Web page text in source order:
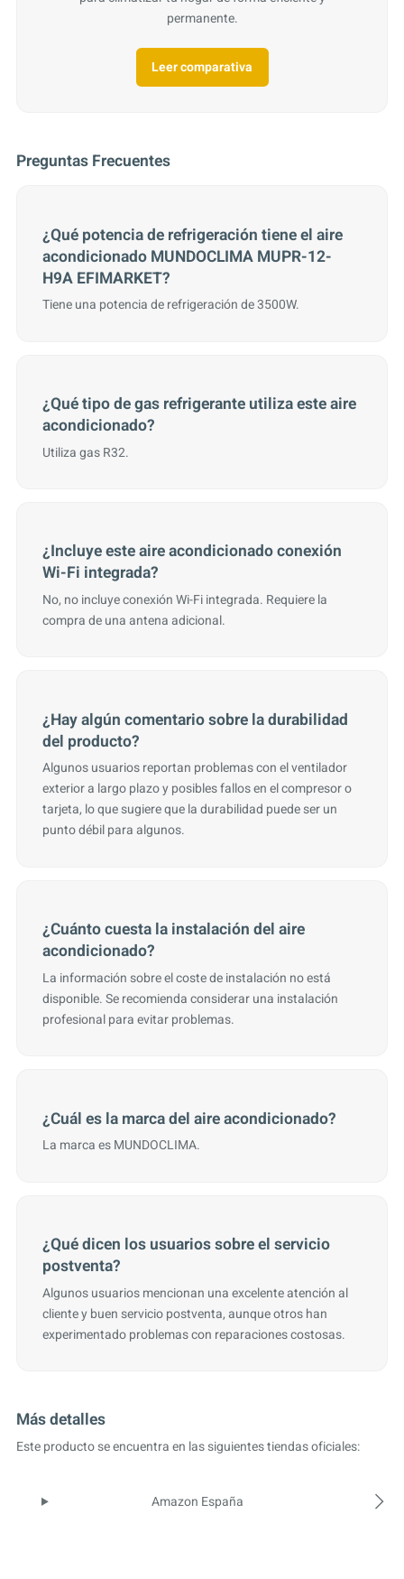
permanente.
Leer comparativa
Preguntas Frecuentes
¿Qué potencia de refrigeración tiene el aire
acondicionado MUNDOCLIMA MUPR-12-
H9A EFIMARKET?
Tiene una potencia de refrigeración de 3500W.
¿Qué tipo de gas refrigerante utiliza este aire
acondicionado?
Utiliza gas R32.
¿Incluye este aire acondicionado conexión
Wi-Fi integrada?
No, no incluye conexión Wi-Fi integrada. Requiere la
compra de una antena adicional.
¿Hay algún comentario sobre la durabilidad
del producto?
Algunos usuarios reportan problemas con el ventilador
exterior a largo plazo y posibles fallos en el compresor o
tarjeta, lo que sugiere que la durabilidad puede ser un
punto débil para algunos.
¿Cuánto cuesta la instalación del aire
acondicionado?
La información sobre el coste de instalación no está
disponible. Se recomienda considerar una instalación
profesional para evitar problemas.
¿Cuál es la marca del aire acondicionado?
La marca es MUNDOCLIMA.
¿Qué dicen los usuarios sobre el servicio
postventa?
Algunos usuarios mencionan una excelente atención al
cliente y buen servicio postventa, aunque otros han
experimentado problemas con reparaciones costosas.
Más detalles
Este producto se encuentra en las siguientes tiendas oficiales:
Amazon España